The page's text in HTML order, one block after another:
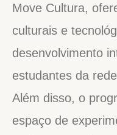
Move Cultura,
culturais e
desenvolvimento
estudantes da
Além disso, o
espaço de